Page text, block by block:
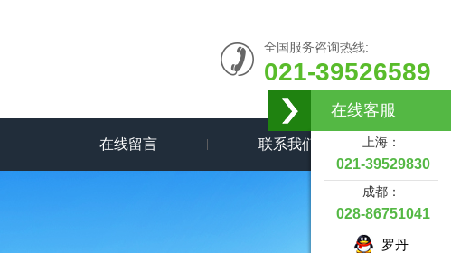
全国服务咨询热线:
021-39526589
在线留言 联系我们
在线客服
上海：
021-39529830
成都：
028-86751041
罗丹